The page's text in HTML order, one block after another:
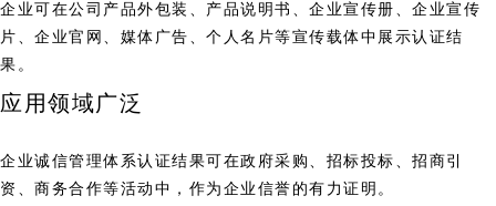
企业可在公司产品外包装、产品说明书、企业宣传册、企业宣传
片、企业官网、媒体广告、个人名片等宣传载体中展示认证结
果。
应用领域广泛
企业诚信管理体系认证结果可在政府采购、招标投标、招商引
资、商务合作等活动中，作为企业信誉的有力证明。